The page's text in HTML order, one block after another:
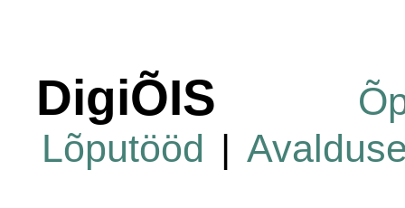
DigiÕIS
Lõputööd |